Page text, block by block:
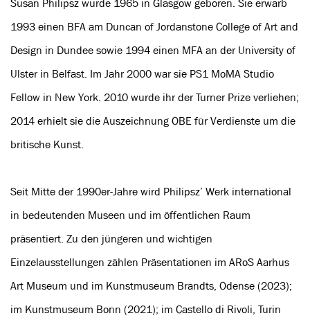
Susan Philipsz wurde 1965 in Glasgow geboren. Sie erwarb
1993 einen BFA am Duncan of Jordanstone College of Art and
Design in Dundee sowie 1994 einen MFA an der University of
Ulster in Belfast. Im Jahr 2000 war sie PS1 MoMA Studio
Fellow in New York. 2010 wurde ihr der Turner Prize verliehen;
2014 erhielt sie die Auszeichnung OBE für Verdienste um die
britische Kunst.
Seit Mitte der 1990er-Jahre wird Philipsz’ Werk international
in bedeutenden Museen und im öffentlichen Raum
präsentiert. Zu den jüngeren und wichtigen
Einzelausstellungen zählen Präsentationen im ARoS Aarhus
Art Museum und im Kunstmuseum Brandts, Odense (2023);
im Kunstmuseum Bonn (2021); im Castello di Rivoli, Turin